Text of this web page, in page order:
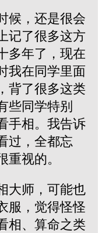
候，还是很会
记了很多这方
多年了，现在
我在同学里面
背了很多这类
些同学特别
手相。我告诉
过，全都忘
重视的。
大师，可能也
服，觉得怪怪
相、算命之类